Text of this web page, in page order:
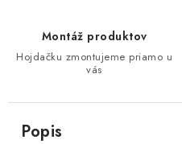
Montáž produktov
Hojdačku zmontujeme priamo u
vás
Popis